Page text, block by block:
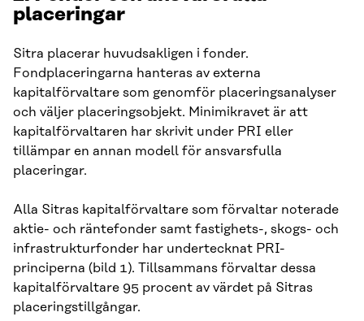
placeringar
Sitra placerar huvudsakligen i fonder.
Fondplaceringarna hanteras av externa
kapitalförvaltare som genomför placeringsanalyser
och väljer placeringsobjekt. Minimikravet är att
kapitalförvaltaren har skrivit under PRI eller
tillämpar en annan modell för ansvarsfulla
placeringar.
Alla Sitras kapitalförvaltare som förvaltar noterade
aktie- och räntefonder samt fastighets-, skogs- och
infrastrukturfonder har undertecknat PRI-
principerna (bild 1). Tillsammans förvaltar dessa
kapitalförvaltare 95 procent av värdet på Sitras
placeringstillgångar.